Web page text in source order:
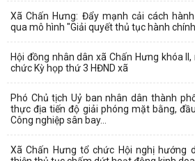
Xã Chấn Hưng: Đẩy mạnh cải cách
qua mô hình "Giải quyết thủ tục hành
Hội đồng nhân dân xã Chấn Hưng khóa
chức Kỳ họp thứ 3 HĐND xã
Phó Chủ tịch Uỷ ban nhân dân thành
thực địa tiến độ giải phóng mặt bằng,
Công nghiệp sân bay...
Xã Chấn Hưng tổ chức Hội nghị hướng